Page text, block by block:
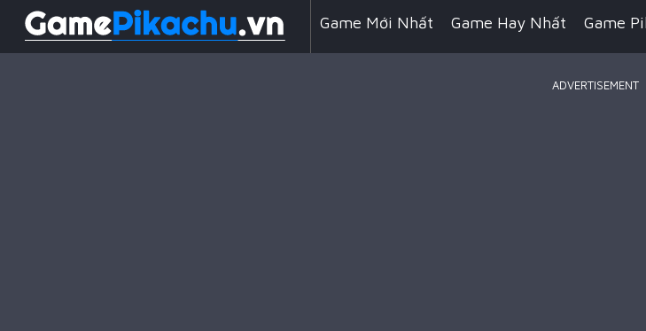
Game Mới Nhất Game Hay Nhất Game
ADVERTISEMENT